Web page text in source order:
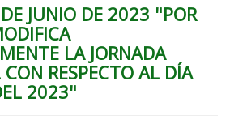
JUNIO DE 2023 "POR
LA JORNADA
RESPECTO AL DÍA
2023"